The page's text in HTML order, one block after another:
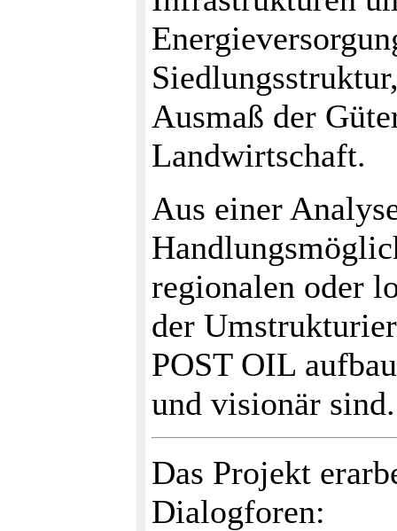
Ausmaß der
Landwirtschaft.
Aus einer
regionalen oder
der
POST OIL
und visionär sind.
Das Projekt
Dialogforen: